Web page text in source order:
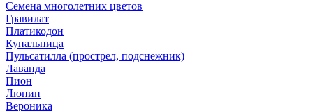
Семена многолетних цветов
Гравилат
Платикодон
Купальница
Пульсатилла (прострел, подснежник)
Лаванда
Пион
Люпин
Вероника